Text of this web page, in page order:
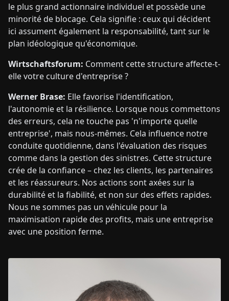
le plus grand actionnaire individuel et possède une
minorité de blocage. Cela signifie : ceux qui décident
ici assument également la responsabilité, tant sur le
plan idéologique qu'économique.
Wirtschaftsforum: Comment cette structure affecte-t-
elle votre culture d'entreprise ?
Werner Brase: Elle favorise l'identification,
l'autonomie et la résilience. Lorsque nous commettons
des erreurs, cela ne touche pas 'n'importe quelle
entreprise', mais nous-mêmes. Cela influence notre
conduite quotidienne, dans l'évaluation des risques
comme dans la gestion des sinistres. Cette structure
crée de la confiance – chez les clients, les partenaires
et les réassureurs. Nos actions sont axées sur la
durabilité et la fiabilité, et non sur des effets rapides.
Nous ne sommes pas un véhicule pour la
maximisation rapide des profits, mais une entreprise
avec une position ferme.